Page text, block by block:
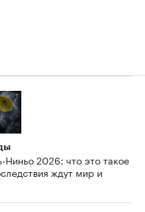
Ниньо 2026: что это такое
ждут мир и